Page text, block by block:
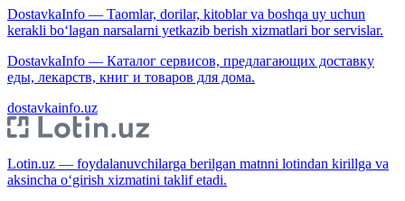
DostavkaInfo — Taomlar, dorilar, kitoblar va boshqa uy uchun
kerakli bo‘lagan narsalarni yetkazib berish xizmatlari bor servislar.
DostavkaInfo — Каталог сервисов, предлагающих доставку
еды, лекарств, книг и товаров для дома.
dostavkainfo.uz
Lotin.uz — foydalanuvchilarga berilgan matnni lotindan kirillga va
aksincha o‘girish xizmatini taklif etadi.